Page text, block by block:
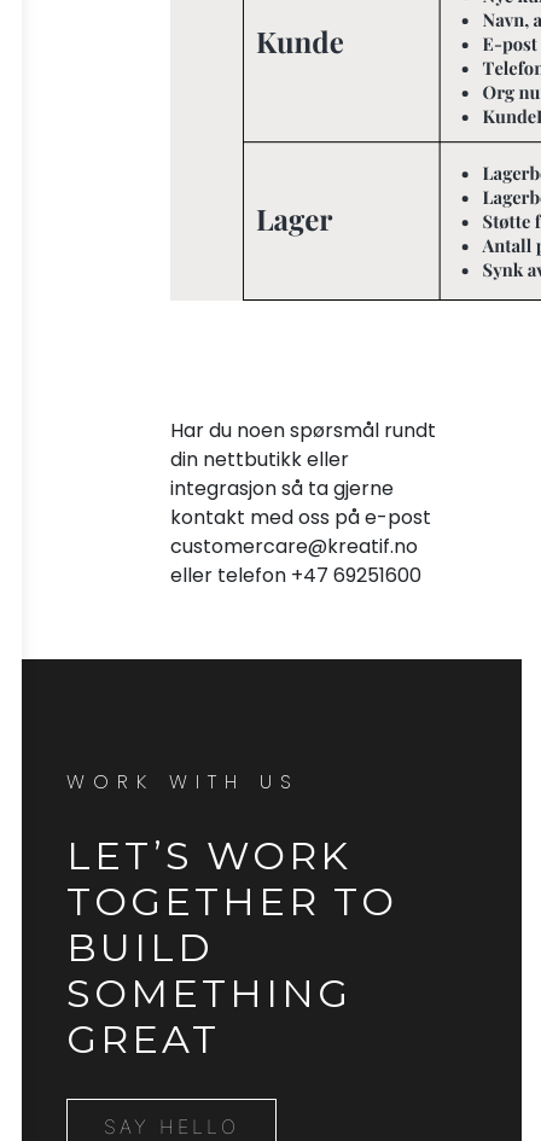
Har du noen spørsmål rundt
din nettbutikk eller
integrasjon så ta gjerne
kontakt med oss på e-post
customercare@kreatif.no
eller telefon +47 69251600
WORK WITH US
LET’S WORK
TOGETHER TO
BUILD
SOMETHING
GREAT
SAY HELLO